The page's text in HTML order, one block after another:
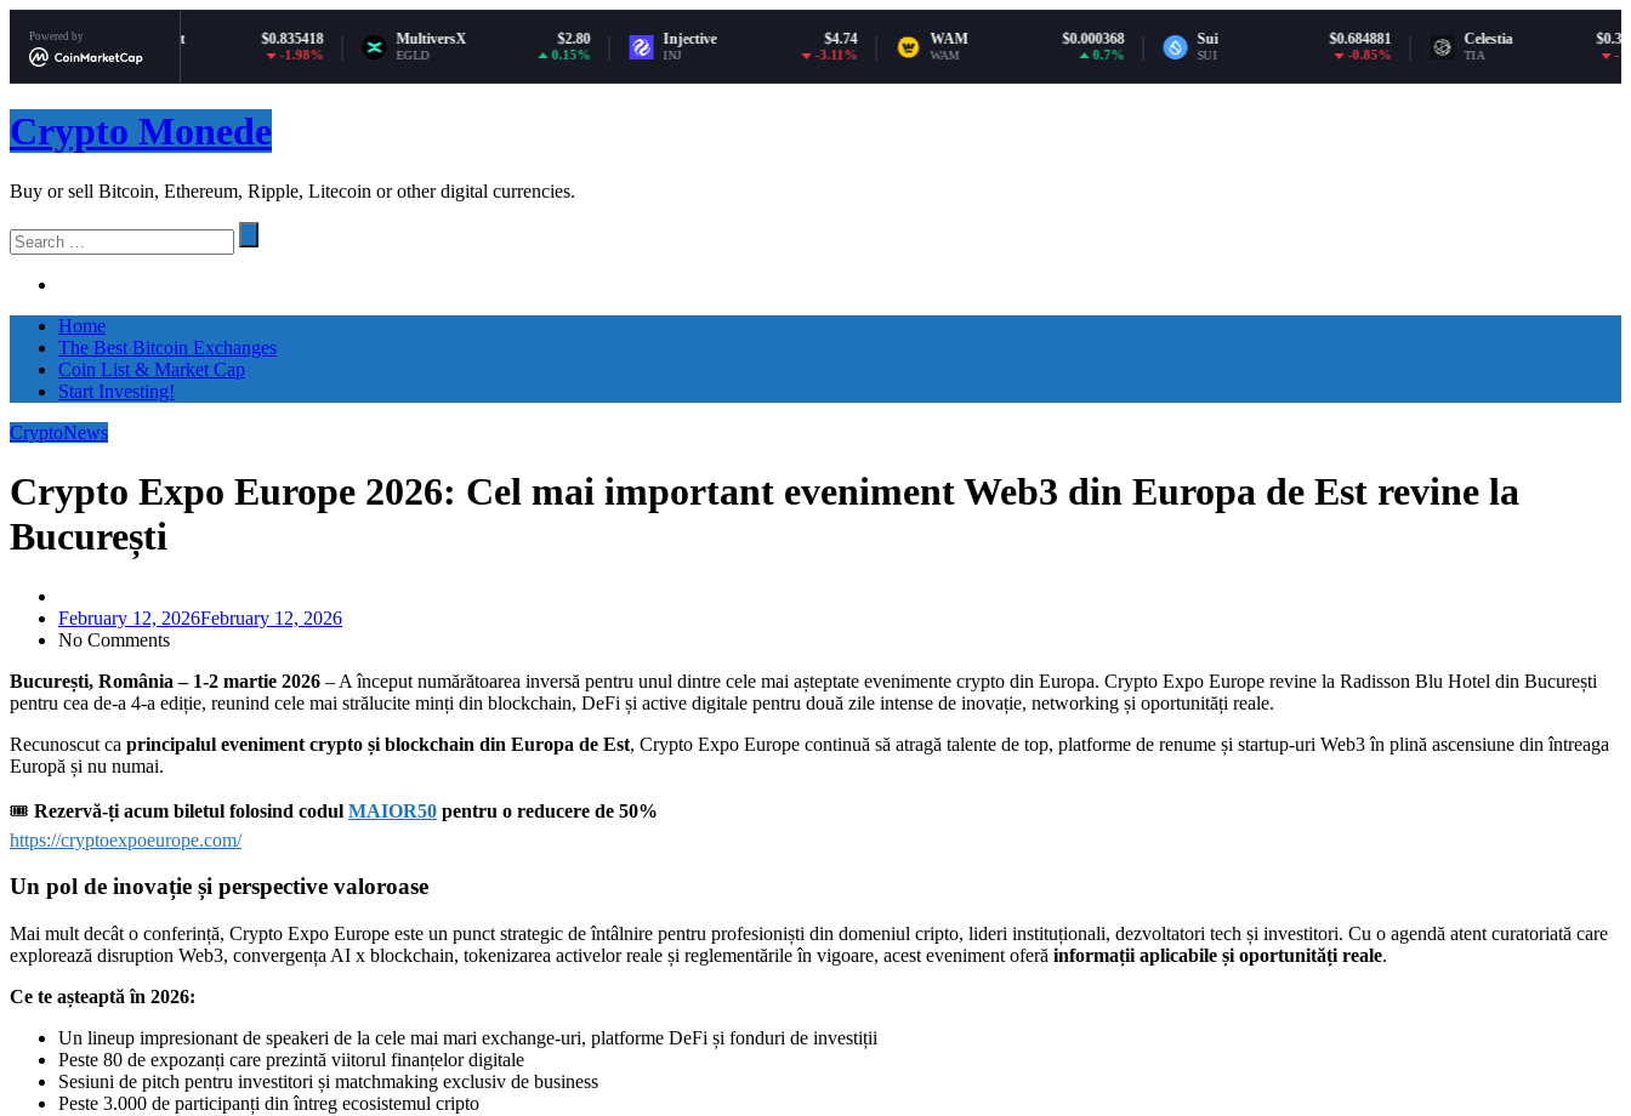
Powered by
Polkadot $0.835418
DOT
MultiversX $2.80
EGLD
Injective
INJ
WAM $0.000368
WAM
Sui
SUI
Celestia $0.335606
TIA
Skip
to
Crypto Monede
Buy or sell Bitcoin, Ethereum, Ripple, Litecoin or other digital currencies.
Search
for
Home
The Best Bitcoin Exchanges
Coin List & Market Cap
Start Investing!
CryptoNews
Crypto Expo Europe 2026: Cel mai important eveniment Web3 din Europa de Est revine la
București
February 12, 2026February 12, 2026
No Comments
București, România – 1-2 martie 2026 – A început numărătoarea inversă pentru unul dintre cele mai așteptate evenimente crypto din Europa. Crypto Expo Europe revine la Radisson Blu Hotel din București
pentru cea de-a 4-a ediție, reunind cele mai strălucite minți din blockchain, DeFi și active digitale pentru două zile intense de inovație, networking și oportunități reale.
Recunoscut ca principalul eveniment crypto și blockchain din Europa de Est, Crypto Expo Europe continuă să atragă talente de top, platforme de renume și startup-uri Web3 în plină ascensiune din întreaga
Europă și nu numai.
🎟️ Rezervă-ți acum biletul folosind codul MAIOR50 pentru o reducere de 50%
https://cryptoexpoeurope.com/
Un pol de inovație și perspective valoroase
Mai mult decât o conferință, Crypto Expo Europe este un punct strategic de întâlnire pentru profesioniști din domeniul cripto, lideri instituționali, dezvoltatori tech și investitori. Cu o agendă atent curatoriată care
explorează disruption Web3, convergența AI x blockchain, tokenizarea activelor reale și reglementările în vigoare, acest eveniment oferă informații aplicabile și oportunități reale.
Ce te așteaptă în 2026:
Un lineup impresionant de speakeri de la cele mai mari exchange-uri, platforme DeFi și fonduri de investiții
Peste 80 de expozanți care prezintă viitorul finanțelor digitale
Sesiuni de pitch pentru investitori și matchmaking exclusiv de business
Peste 3.000 de participanți din întreg ecosistemul cripto